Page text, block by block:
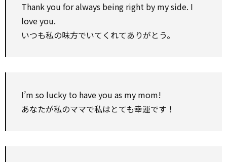
Thank you for always being right by my side. I
love you.
いつも私の味方でいてくれてありがとう。
I’m so lucky to have you as my mom!
あなたが私のママで私はとても幸運です！